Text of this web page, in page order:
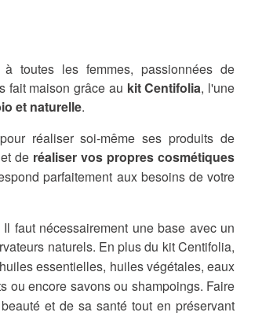
toutes les femmes, passionnées de
fait maison grâce au kit Centifolia, l'une
et naturelle.
réaliser soi-même ses produits de
de réaliser vos propres cosmétiques
parfaitement aux besoins de votre
faut nécessairement une base avec un
naturels. En plus du kit Centifolia,
huiles essentielles, huiles végétales, eaux
ou encore savons ou shampoings. Faire
et de sa santé tout en préservant